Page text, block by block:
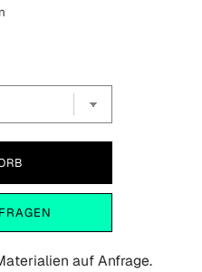
auf Anfrage.